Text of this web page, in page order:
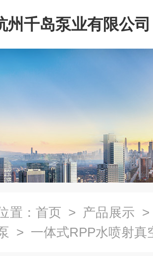
州千岛泵业有限公司
置： 首页 > 产品展示
> 一体式RPP水喷射真